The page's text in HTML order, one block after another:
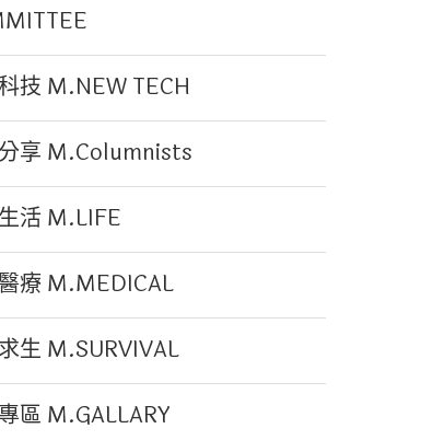
技 M.NEW TECH
享 M.Columnists
活 M.LIFE
療 M.MEDICAL
生 M.SURVIVAL
區 M.GALLARY